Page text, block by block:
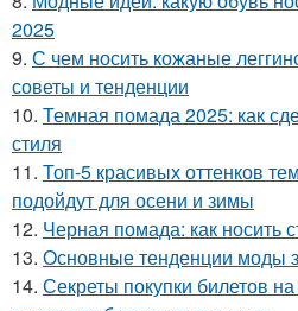
2025
9. С чем носить кожаные
советы и тенденции
10. Темная помада 2025: как
стиля
11. Топ-5 красивых оттенков
подойдут для осени и зимы
12. Черная помада: как носить
13. Основные тенденции моды
14. Секреты покупки билетов